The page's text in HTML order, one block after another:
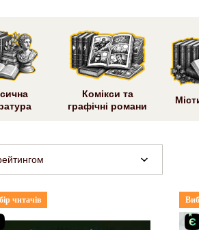
Комікси та
графічні романи
читачів